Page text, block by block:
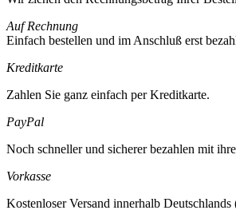
Auf Rechnung
Einfach bestellen und im Anschluß erst
Kreditkarte
Zahlen Sie ganz einfach per Kreditkarte.
PayPal
Noch schneller und sicherer bezahlen mit
Vorkasse
Kostenloser Versand innerhalb